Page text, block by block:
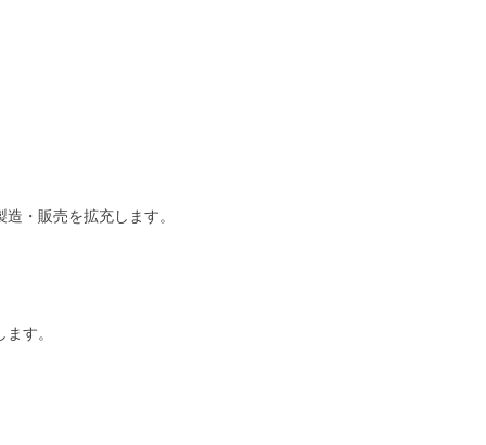
・販売を拡充します。
す。